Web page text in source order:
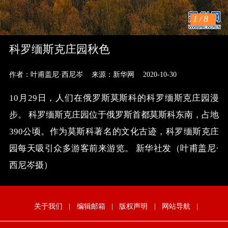
1 /8
科罗缅斯克庄园秋色
作者：叶甫盖尼·西尼岑 来源：新华网 2020-10-30
10月29日，人们在俄罗斯莫斯科的科罗缅斯克庄园漫
步。 科罗缅斯克庄园位于俄罗斯首都莫斯科东南，占地
390公顷。作为莫斯科著名的文化古迹，科罗缅斯克庄
园每天吸引众多游客前来游览。 新华社发（叶甫盖尼·
西尼岑摄）
关于我们 | 编辑邮箱 | 版权声明 | 网站导航 |